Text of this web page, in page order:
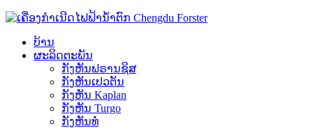
ບ້ານ
ຜະລິດຕະພັນ
ກັງຫັນຟຣານຊິສ
ກັງຫັນເປວຕັນ
ກັງຫັນ Kaplan
ກັງຫັນ Turgo
ກັງຫັນທໍ່